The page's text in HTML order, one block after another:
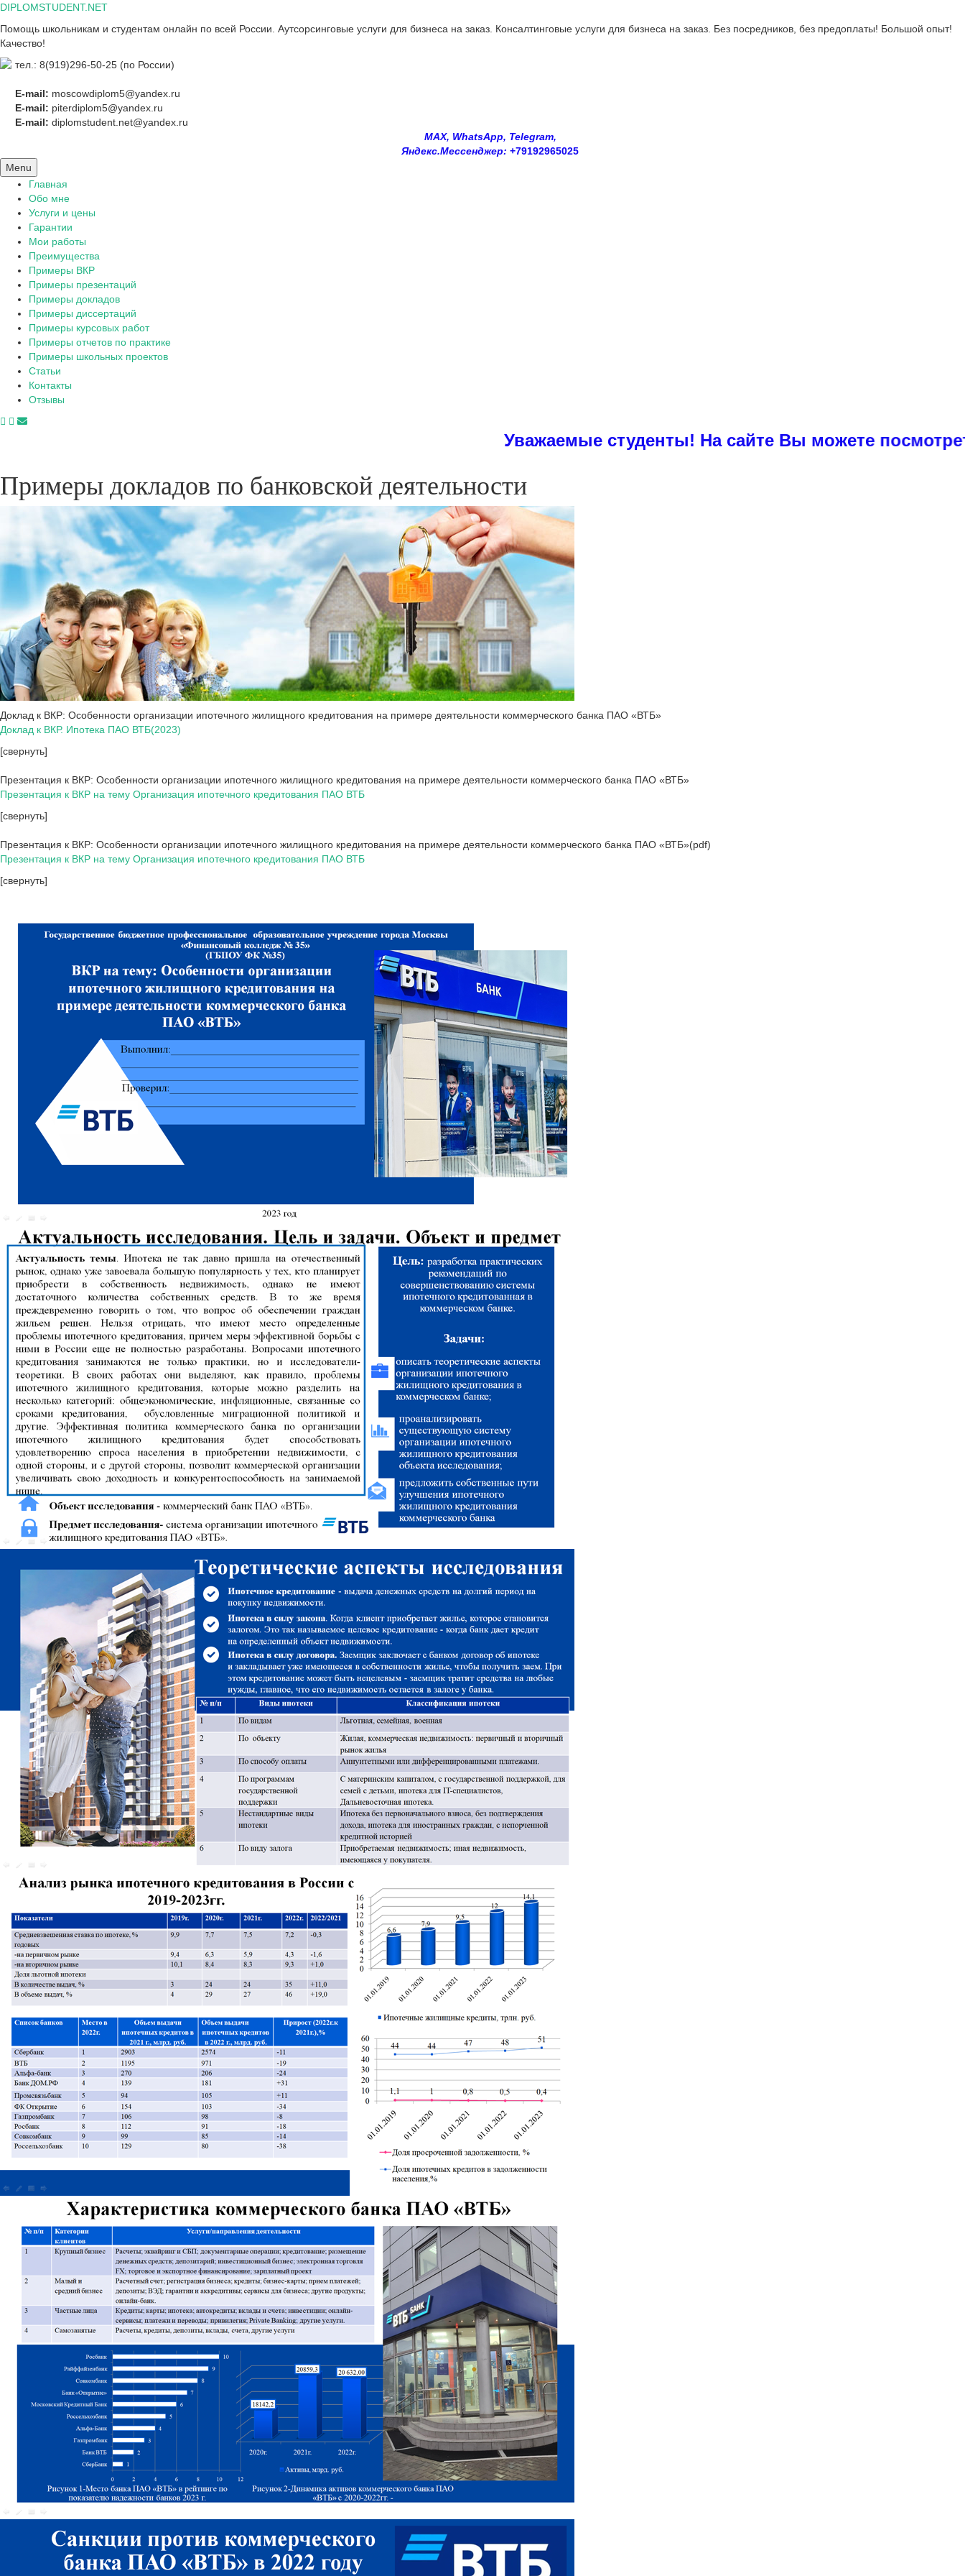
Skip
content
DIPLOMSTUDENT.NET
Помощь школьникам и студентам онлайн по всей России. Аутсорсинговые услуги для бизнеса на заказ. Консалтинговые услуги для бизнеса на заказ. Без посредников, без предоплаты! Большой опыт!
Качество!
тел.: 8(919)296-50-25 (по России)
E-mail: moscowdiplom5@yandex.ru
E-mail: piterdiplom5@yandex.ru
E-mail: diplomstudent.net@yandex.ru
MAX, WhatsApp, Telegram,
Яндекс.Мессенджер: +79192965025
Menu
Главная
Обо мне
Услуги и цены
Гарантии
Мои работы
Преимущества
Примеры ВКР
Примеры презентаций
Примеры докладов
Примеры диссертаций
Примеры курсовых работ
Примеры отчетов по практике
Примеры школьных проектов
Статьи
Контакты
Отзывы
Уважаемые студенты! На сайте Вы можете посмотреть
Примеры докладов по банковской деятельности
Доклад к ВКР: Особенности организации ипотечного жилищного кредитования на примере деятельности коммерческого банка ПАО «ВТБ»
Доклад к ВКР. Ипотека ПАО ВТБ(2023)
[свернуть]
Презентация к ВКР: Особенности организации ипотечного жилищного кредитования на примере деятельности коммерческого банка ПАО «ВТБ»
Презентация к ВКР на тему Организация ипотечного кредитования ПАО ВТБ
[свернуть]
Презентация к ВКР: Особенности организации ипотечного жилищного кредитования на примере деятельности коммерческого банка ПАО «ВТБ»(pdf)
Презентация к ВКР на тему Организация ипотечного кредитования ПАО ВТБ
[свернуть]